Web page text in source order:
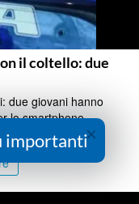
il coltello: due
due giovani hanno
lo smartphone.
×
importanti